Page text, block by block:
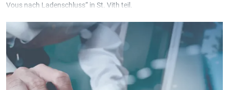
Vous nach Ladenschluss“ in St. Vith teil.
gast sein.